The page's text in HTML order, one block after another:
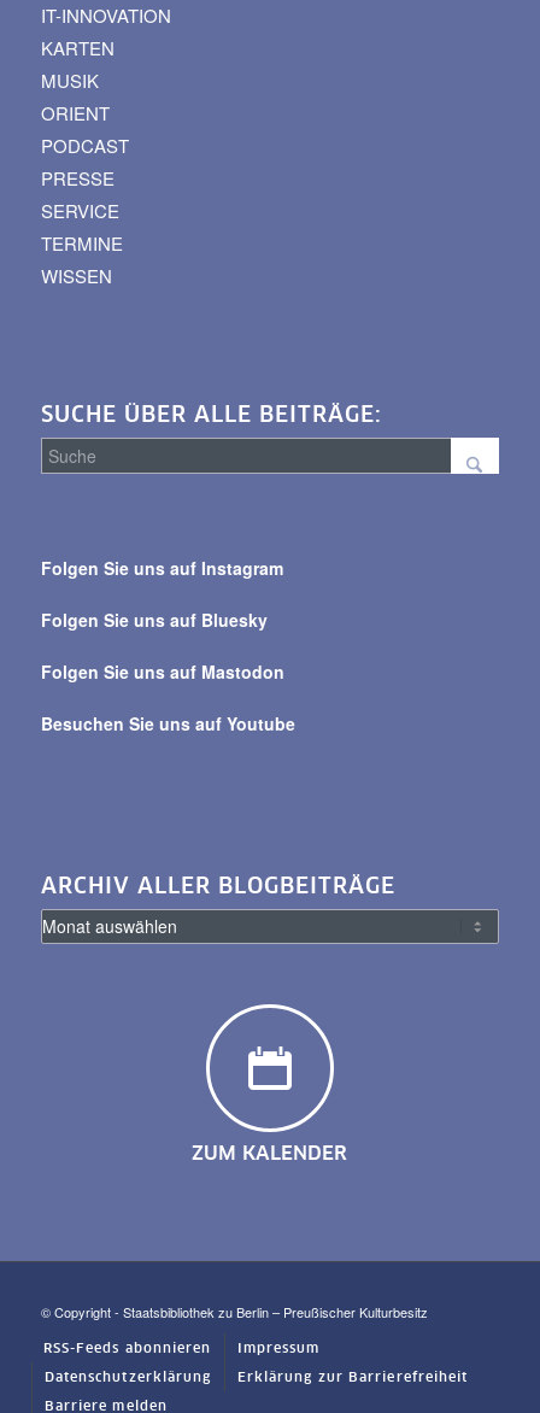
IT-INNOVATION
KARTEN
MUSIK
ORIENT
PODCAST
PRESSE
SERVICE
TERMINE
WISSEN
SUCHE ÜBER ALLE BEITRÄGE:
alle
Folgen Sie uns auf Instagram
Folgen Sie uns auf Bluesky
Folgen Sie uns auf Mastodon
Besuchen Sie uns auf Youtube
ARCHIV ALLER BLOGBEITRÄGE
ZUM KALENDER
© Copyright - Staatsbibliothek zu Berlin – Preußischer Kulturbesitz
RSS-Feeds abonnieren Impressum
Datenschutzerklärung Erklärung zur Barrierefreiheit
Barriere melden